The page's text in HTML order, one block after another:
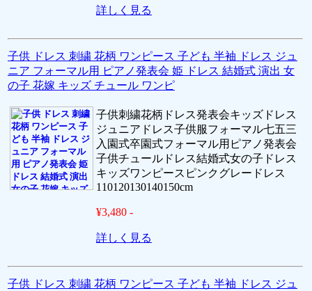
詳しく見る
子供 ドレス 刺繍 花柄 ワンピース 子ども 半袖 ドレス ジュ
ニア フォーマル用 ピアノ発表会 姫 ドレス 結婚式 演出 女
の子 花嫁 キッズ チュール ワンピ
子供刺繍花柄ドレス発表会キッズドレス
ジュニアドレス子供服フォーマル七五三
入園式卒園式フォーマル用ピアノ発表会
子供チュールドレス結婚式女の子ドレス
キッズワンピースピンクグレードレス
110120130140150cm
¥3,480 -
詳しく見る
子供 ドレス 刺繍 花柄 ワンピース 子ども 半袖 ドレス ジュ